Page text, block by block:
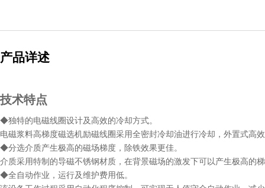
产品详述
技术特点
◆独特的电磁线圈设计及高效的冷却方式。
电磁浆料高梯度磁选机励磁线圈采用全密封冷却油进行冷却，外置式高
◆分选介质产生极高的磁场梯度，除铁效果更佳。
介质采用特制的导磁不锈钢材质，在背景磁场的激发下可以产生极高的
◆全自动作业，运行及维护费用低。